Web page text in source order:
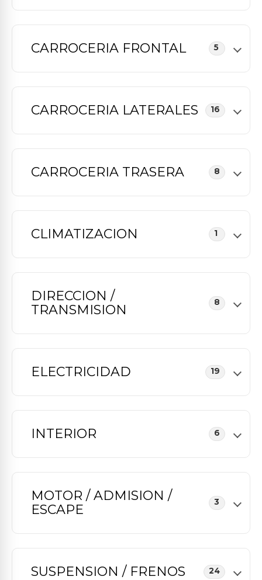
CARROCERIA FRONTAL 5
CARROCERIA LATERALES 16
CARROCERIA TRASERA 8
CLIMATIZACION 1
DIRECCION /
TRANSMISION
8
ELECTRICIDAD 19
INTERIOR 6
MOTOR / ADMISION /
ESCAPE
3
SUSPENSION / FRENOS 24